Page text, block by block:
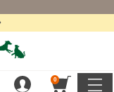
0